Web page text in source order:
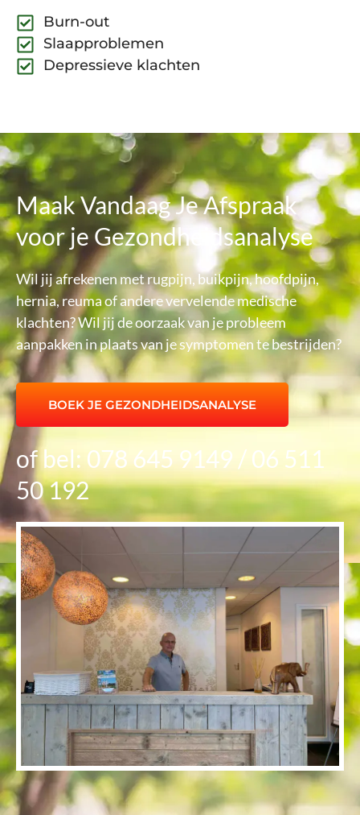
Burn-out
Slaapproblemen
Depressieve klachten
Maak Vandaag Je Afspraak
voor je Gezondheidsanalyse
Wil jij afrekenen met rugpijn, buikpijn, hoofdpijn,
hernia, reuma of andere vervelende medische
klachten? Wil jij de oorzaak van je probleem
aanpakken in plaats van je symptomen te bestrijden?
BOEK JE GEZONDHEIDSANALYSE
of bel: 078 645 9149 / 06 511
50 192